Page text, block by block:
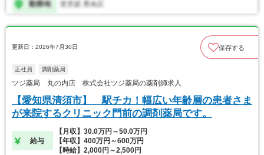
更新日：2026年7月30日 保存する
正社員 調剤薬局
ツジ薬局 丸の内店 株式会社ツジ薬局の薬剤師求人
【愛知県清須市】 駅チカ！幅広い年齢層の患者さま
が来院するクリニック門前の調剤薬局です。
給与
【月収】30.0万円～50.0万円
【年収】400万円～600万円
【時給】2,000円～2,500円